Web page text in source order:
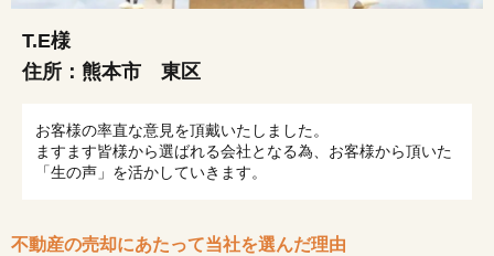
T.E様
住所： 熊本市 東区
お客様の率直な意見を頂戴いたしました。
ますます皆様から選ばれる会社となる為、お客様から頂いた
「生の声」を活かしていきます。
不動産の売却にあたって当社を選んだ理由